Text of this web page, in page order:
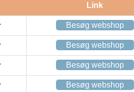
Link
Besøg webshop
Besøg webshop
Besøg webshop
Besøg webshop